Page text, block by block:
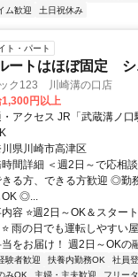
ム歓迎
土日祝休み
ト・パート
ートはほぼ固定 シ
ク123 川崎溝の口店
1,300円以上
アクセス JR「武蔵溝ノ
県川崎市高津区
時間詳細 ＜週2日～で応相
きる方、できる方歓迎 ◎勤
OK ◎...
容 ⭐週2日～OK＆スター
雨の日でも運転しやすい
当をお届け！ 週2日～OKの
験者歓迎 扶養内勤務OK 社員
みOK
主婦・主夫歓迎 フリー